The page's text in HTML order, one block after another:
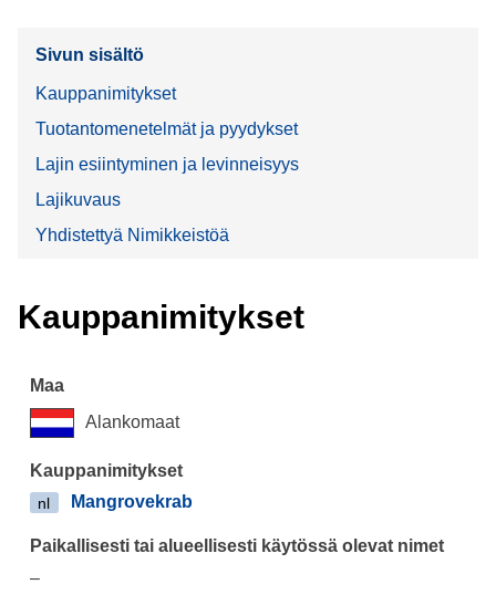
Sivun sisältö
Kauppanimitykset
Tuotantomenetelmät ja pyydykset
Lajin esiintyminen ja levinneisyys
Lajikuvaus
Yhdistettyä Nimikkeistöä
Kauppanimitykset
Alankomaat
nl Mangrovekrab
–